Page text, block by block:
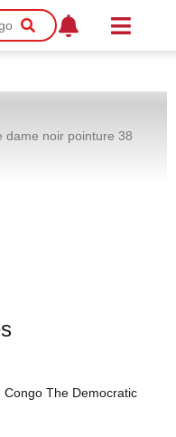
dame noir pointure 38
Congo The Democratic